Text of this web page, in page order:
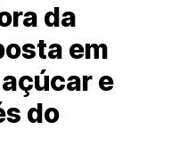
da
em
e
do